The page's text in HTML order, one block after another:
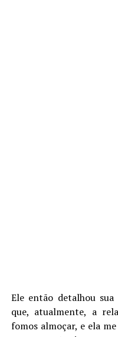
Ele então detalhou
que, atualmente, a
fomos almoçar, e ela